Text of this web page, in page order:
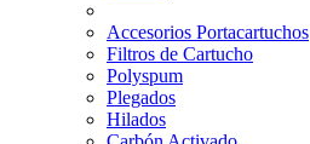
Accesorios Portacartuchos
Filtros de Cartucho
Polyspum
Plegados
Hilados